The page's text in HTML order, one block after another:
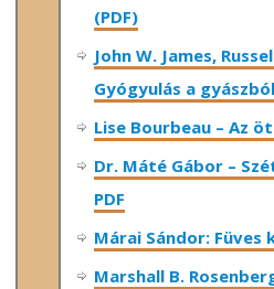
(PDF)
John W. James,
Gyógyulás a
Lise Bourbeau – Az
Dr. Máté Gábor –
PDF
Márai Sándor: Füves
Marshall B.